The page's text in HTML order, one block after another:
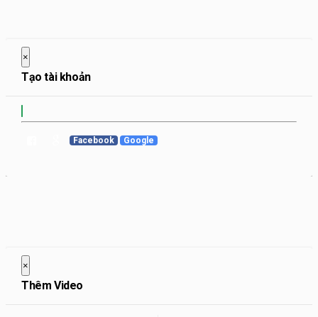
×
Tạo tài khoản
Facebook Google
×
Thêm Video